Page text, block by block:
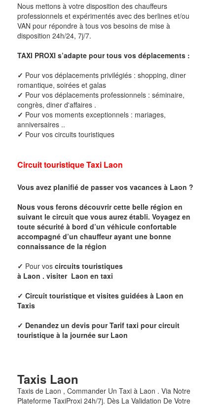
Nous mettons à votre disposition des chauffeurs
professionnels et expérimentés avec des berlines et/ou
VAN pour répondre à tous vos besoins de mise à
disposition 24h/24, 7j/7.
TAXI PROXI s’adapte pour tous vos déplacements :
✓ Pour vos déplacements privilégiés : shopping, diner
romantique, soirées et galas
✓ Pour vos déplacements professionnels : séminaire,
congrès, diner d'affaires .
✓ Pour vos moments exceptionnels : mariages,
anniversaires ..
✓ Pour vos circuits touristiques
Circuit touristique Taxi Laon
Vous avez planifié de passer vos vacances à Laon ?
Nous vous ferons découvrir cette belle région en
suivant le circuit que vous aurez établi. Voyagez en
toute sécurité à bord d’un véhicule confortable
accompagné d’un chauffeur ayant une bonne
connaissance de la région
✓ Pour vos circuits touristiques
à Laon . visiter Laon en taxi
✓ Circuit touristique et visites guidées à Laon en
Taxis
✓ Denandez un devis pourTarif taxi pour circuit
touristique à la journée sur Laon
Taxis Laon
Taxis de Laon , Commander Un Taxi à Laon . Via Notre
Plateforme TaxiProxi 24h/7j. Dès La Validation De Votre